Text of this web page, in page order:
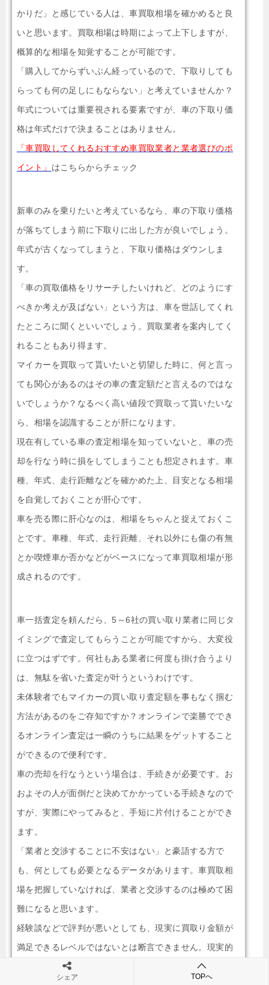
かりだ」と感じている人は、車買取相場を確かめると良
いと思います。買取相場は時期によって上下しますが、
概算的な相場を知覚することが可能です。
「購入してからずいぶん経っているので、下取りしても
らっても何の足しにもならない」と考えていませんか？
年式については重要視される要素ですが、車の下取り価
格は年式だけで決まることはありません。
「車買取してくれるおすすめ車買取業者と業者選びのポ
イント」 はこちらからチェック
新車のみを乗りたいと考えているなら、車の下取り価格
が落ちてしまう前に下取りに出した方が良いでしょう。
年式が古くなってしまうと、下取り価格はダウンしま
す。
「車の買取価格をリサーチしたいけれど、どのようにす
べきか考えが及ばない」という方は、車を世話してくれ
たところに聞くといいでしょう。買取業者を案内してく
れることもあり得ます。
マイカーを買取って貰いたいと切望した時に、何と言っ
ても関心があるのはその車の査定額だと言えるのではな
いでしょうか？なるべく高い値段で買取って貰いたいな
ら、相場を認識することが肝になります。
現在有している車の査定相場を知っていないと、車の売
却を行なう時に損をしてしまうことも想定されます。車
種、年式、走行距離などを確かめた上、目安となる相場
を自覚しておくことが肝心です。
車を売る際に肝心なのは、相場をちゃんと捉えておくこ
とです。車種、年式、走行距離、それ以外にも傷の有無
とか喫煙車か否かなどがベースになって車買取相場が形
成されるのです。
車一括査定を頼んだら、5～6社の買い取り業者に同じタ
イミングで査定してもらうことが可能ですから、大変役
に立つはずです。何社もある業者に何度も掛け合うより
は、無駄を省いた査定が叶うというわけです。
未体験者でもマイカーの買い取り査定額を事もなく掴む
方法があるのをご存知ですか？オンラインで楽勝ででき
るオンライン査定は一瞬のうちに結果をゲットすること
ができるので便利です。
車の売却を行なうという場合は、手続きが必要です。お
およその人が面倒だと決めてかかっている手続きなので
すが、実際にやってみると、手短に片付けることができ
ます。
「業者と交渉することに不安はない」と豪語する方で
も、何としても必要となるデータがあります。車買取相
場を把握していなければ、業者と交渉するのは極めて困
難になると思います。
経験談などで評判が悪いとしても、現実に買取り金額が
満足できるレベルではないとは断言できません。現実的
に査定結果を提示してもらってから、車買取業者を比較
シェア TOPへ